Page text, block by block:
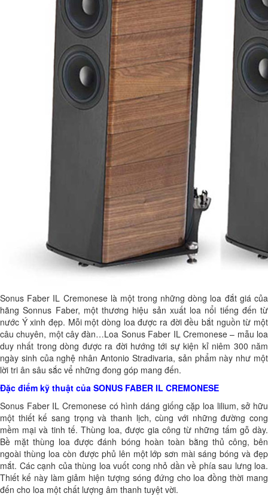
Sonus Faber IL Cremonese là một trong những dòng loa đắt giá của
hãng Sonnus Faber, một thương hiệu sản xuất loa nổi tiếng đến từ
nước Ý xinh đẹp. Mỗi một dòng loa được ra đời đều bắt nguồn từ một
câu chuyên, một cây đàn…Loa Sonus Faber IL Cremonese – mẫu loa
duy nhất trong dòng được ra đời hướng tới sự kiện kỉ niêm 300 năm
ngày sinh của nghệ nhân Antonio Stradivaria, sản phẩm này như một
lời tri ân sâu sắc vể những đong góp mang đến.
Đặc điểm kỹ thuật của SONUS FABER IL CREMONESE
Sonus Faber IL Cremonese có hình dáng giống cặp loa lilium, sở hữu
một thiết kế sang trọng và thanh lịch, cùng với những đường cong
mềm mại và tinh tế. Thùng loa, được gia công từ những tấm gỗ dày.
Bề mặt thùng loa được đánh bóng hoàn toàn bằng thủ công, bên
ngoài thùng loa còn được phủ lên một lớp sơn mài sáng bóng và đẹp
mắt. Các cạnh của thùng loa vuốt cong nhỏ dần về phía sau lưng loa.
Thiết kế này làm giảm hiện tượng sóng đứng cho loa đồng thời mang
đến cho loa một chất lượng âm thanh tuyệt vời.